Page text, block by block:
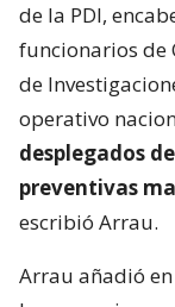
de la PDI,
funcionarios de
de
operativo
desplegados
preventivas
escribió Arrau.
Arrau añadió